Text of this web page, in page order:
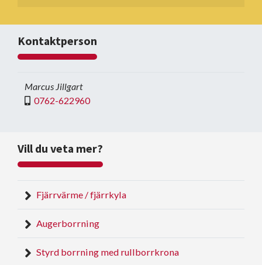
Kontaktperson
Marcus Jillgart
0762-622960
Vill du veta mer?
Fjärrvärme / fjärrkyla
Augerborrning
Styrd borrning med rullborrkrona